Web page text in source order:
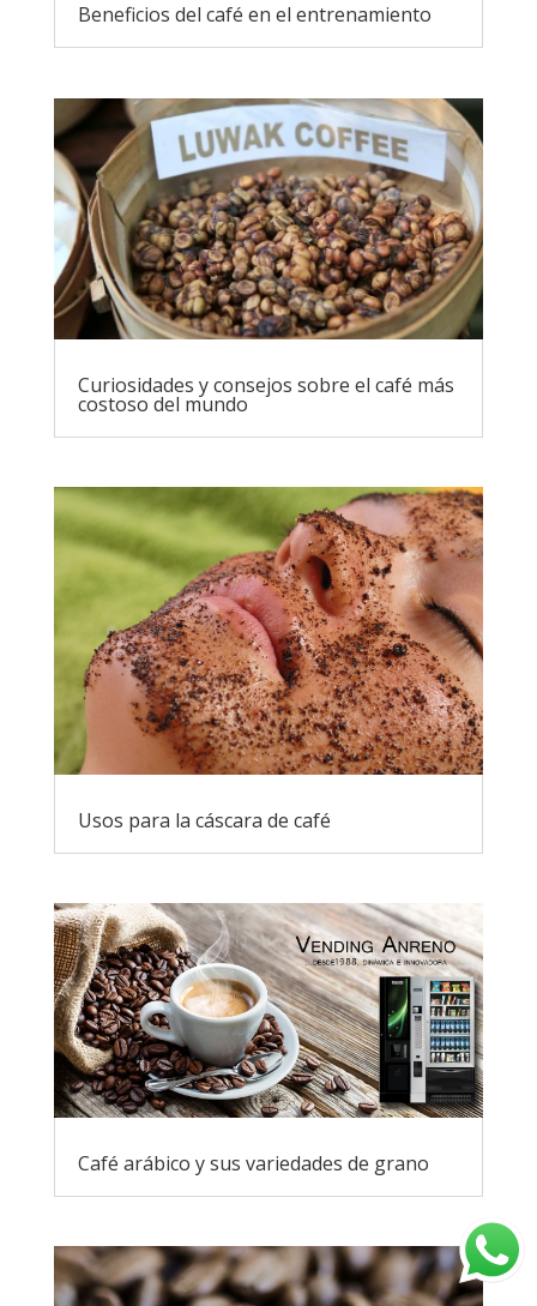
Beneficios del café en el entrenamiento
Curiosidades y consejos sobre el café más
costoso del mundo
Usos para la cáscara de café
Café arábico y sus variedades de grano